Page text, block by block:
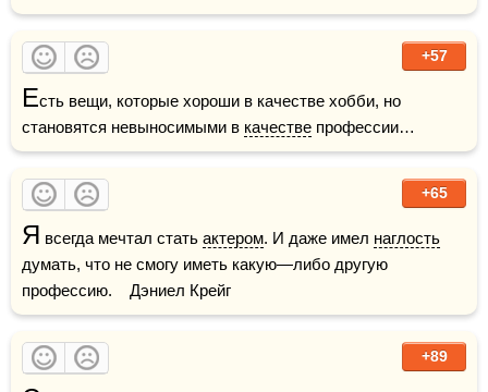
+57
Есть вещи, которые хороши в качестве хобби, но
становятся невыносимыми в качестве профессии…
+65
Я всегда мечтал стать актером. И даже имел наглость
думать, что не смогу иметь какую—либо другую
профессию.    Дэниел Крейг
+89